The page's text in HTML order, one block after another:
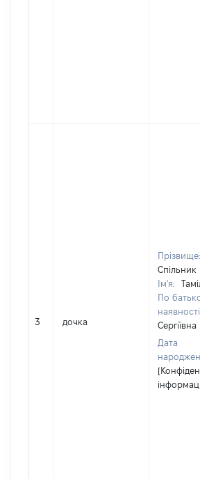
3 дочка
Прізвище:
Спільник
Ім'я:
По
Сергіївна
Дата